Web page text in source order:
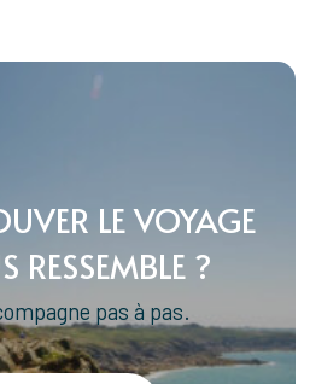
LE VOYAGE
RESSEMBLE ?
pas à pas.